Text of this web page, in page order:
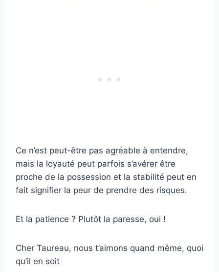
Ce n’est peut-être pas agréable à entendre,
mais la loyauté peut parfois s’avérer être
proche de la possession et la stabilité peut en
fait signifier la peur de prendre des risques.
Et la patience ? Plutôt la paresse, oui !
Cher Taureau, nous t’aimons quand même, quoi
qu’il en soit